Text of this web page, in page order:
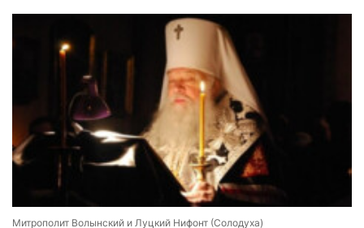
Митрополит Волынский и Луцкий Нифонт (Солодуха)